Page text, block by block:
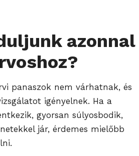
azonnal
panaszok nem várhatnak, és
igényelnek. Ha a
gyorsan súlyosbodik,
jár, érdemes mielőbb